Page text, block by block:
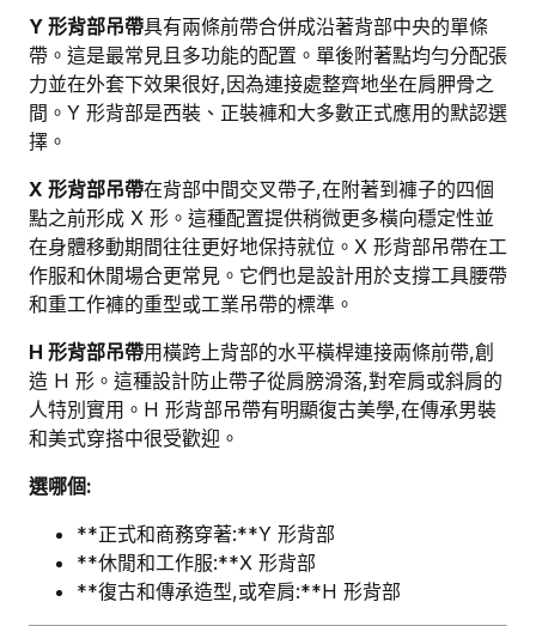
Y 形背部吊帶具有兩條前帶合併成沿著背部中央的單條
帶。這是最常見且多功能的配置。單後附著點均勻分配張
力並在外套下效果很好,因為連接處整齊地坐在肩胛骨之
間。Y 形背部是西裝、正裝褲和大多數正式應用的默認選
擇。
X 形背部吊帶在背部中間交叉帶子,在附著到褲子的四個
點之前形成 X 形。這種配置提供稍微更多橫向穩定性並
在身體移動期間往往更好地保持就位。X 形背部吊帶在工
作服和休閒場合更常見。它們也是設計用於支撐工具腰帶
和重工作褲的重型或工業吊帶的標準。
H 形背部吊帶用橫跨上背部的水平橫桿連接兩條前帶,創
造 H 形。這種設計防止帶子從肩膀滑落,對窄肩或斜肩的
人特別實用。H 形背部吊帶有明顯復古美學,在傳承男裝
和美式穿搭中很受歡迎。
選哪個:
**正式和商務穿著:**Y 形背部
**休閒和工作服:**X 形背部
**復古和傳承造型,或窄肩:**H 形背部